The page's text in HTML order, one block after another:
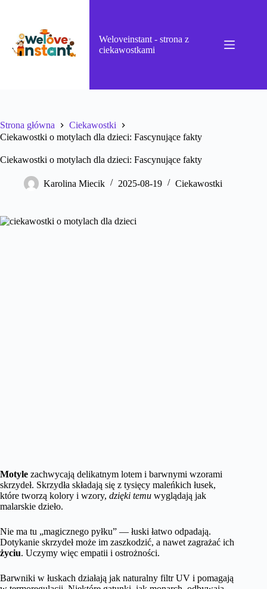
Weloveinstant - strona z
ciekawostkami
Strona główna
Ciekawostki
Ciekawostki o motylach dla dzieci: Fascynujące fakty
Ciekawostki o motylach dla dzieci: Fascynujące fakty
Karolina Miecik 2025-08-19 Ciekawostki
Motyle zachwycają delikatnym lotem i barwnymi wzorami
skrzydeł. Skrzydła składają się z tysięcy maleńkich łusek,
które tworzą kolory i wzory, dzięki temu wyglądają jak
malarskie dzieło.
Nie ma tu „magicznego pyłku” — łuski łatwo odpadają.
Dotykanie skrzydeł może im zaszkodzić, a nawet zagrażać ich
życiu. Uczymy więc empatii i ostrożności.
Barwniki w łuskach działają jak naturalny filtr UV i pomagają